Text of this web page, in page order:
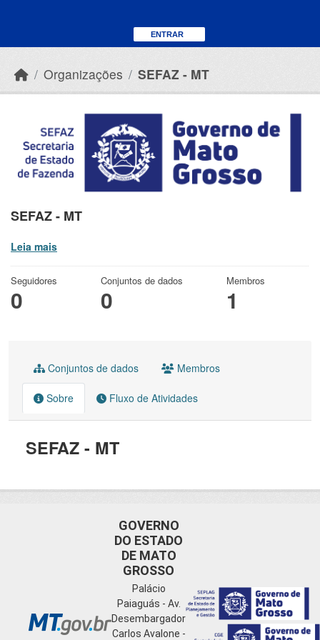
ENTRAR
Organizações SEFAZ - MT
SEFAZ - MT
Leia mais
Seguidores
0
Conjuntos de dados
0
Membros
1
Conjuntos de dados Membros
Sobre Fluxo de Atividades
SEFAZ - MT
GOVERNO
DO ESTADO
DE MATO
GROSSO
Palácio
Paiaguás - Av.
Desembargador
Carlos Avalone -